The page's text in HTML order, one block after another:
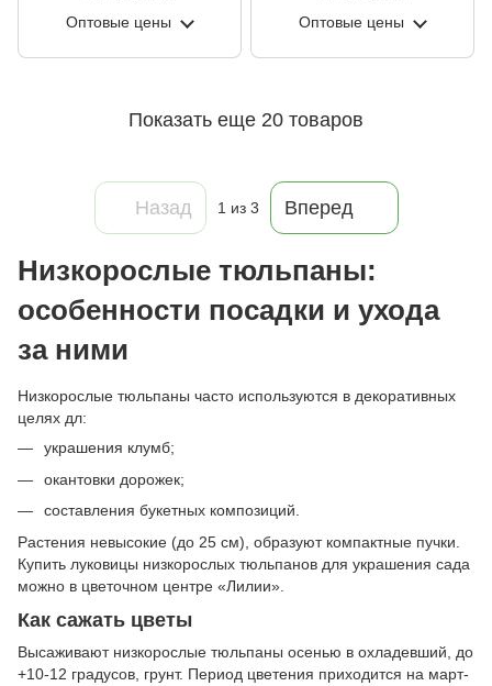
Оптовые цены Оптовые цены
Показать еще 20 товаров
Назад 1 из 3 Вперед
Низкорослые тюльпаны:
особенности посадки и ухода
за ними
Низкорослые тюльпаны часто используются в декоративных
целях дл:
украшения клумб;
окантовки дорожек;
составления букетных композиций.
Растения невысокие (до 25 см), образуют компактные пучки.
Купить луковицы низкорослых тюльпанов для украшения сада
можно в цветочном центре «Лилии».
Как сажать цветы
Высаживают низкорослые тюльпаны осенью в охладевший, до
+10-12 градусов, грунт. Период цветения приходится на март-